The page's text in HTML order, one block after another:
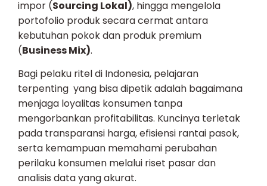
impor (Sourcing Lokal), hingga mengelola
portofolio produk secara cermat antara
kebutuhan pokok dan produk premium
(Business Mix).
Bagi pelaku ritel di Indonesia, pelajaran
terpenting yang bisa dipetik adalah bagaimana
menjaga loyalitas konsumen tanpa
mengorbankan profitabilitas. Kuncinya terletak
pada transparansi harga, efisiensi rantai pasok,
serta kemampuan memahami perubahan
perilaku konsumen melalui riset pasar dan
analisis data yang akurat.